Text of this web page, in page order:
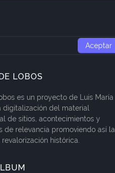
LOBOS
es un proyecto de Luis María
digitalización del material
de sitios, acontecimientos y
de relevancia promoviendo así la
histórica.